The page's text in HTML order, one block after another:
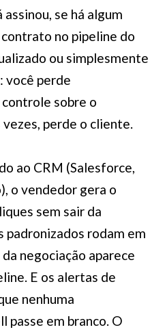
se há algum
no pipeline do
ou simplesmente
você perde
sobre o
perde o cliente.
ao CRM (Salesforce,
o vendedor gera o
sem sair da
rodam em
negociação aparece
E os alertas de
nenhuma
passe em branco. O